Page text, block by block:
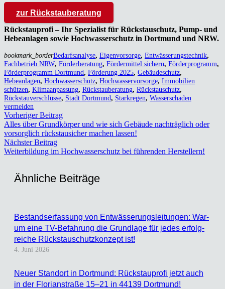
zur Rück­stau­be­ra­tung
Rück­stau­pro­fi – Ihr Spe­zia­list für Rückstau­schutz, Pump- und
Hebe­an­la­gen sowie Hoch­was­ser­schutz in Dort­mund und NRW.
bookmark_borderBedarfsanalyse, Eigenvorsorge, Entwässerungstechnik,
Fachbetrieb NRW, Förderberatung, Fördermittel sichern, Förderprogramm,
Förderprogramm Dortmund, Förderung 2025, Gebäudeschutz,
Hebeanlagen, Hochwasserschutz, Hochwasservorsorge, Immobilien
schützen, Klimaanpassung, Rückstauberatung, Rückstauschutz,
Rückstauverschlüsse, Stadt Dortmund, Starkregen, Wasserschaden
vermeiden
Vorheriger Beitrag
Alles über Grund­kör­per und wie sich Gebäu­de nach­träg­lich oder
vor­sorg­lich rück­stau­si­cher machen las­sen!
Nächster Beitrag
Wei­ter­bil­dung im Hoch­was­ser­schutz bei füh­ren­den Her­stel­lern!
Ähn­li­che Bei­trä­ge
Bestands­er­fas­sung von Ent­wäs­se­rungs­lei­tun­gen: War­
um eine TV-Befah­rung die Grund­la­ge für jedes erfolg­
rei­che Rückstau­schutz­kon­zept ist!
4. Juni 2026
Neu­er Stand­ort in Dort­mund: Rück­stau­pro­fi jetzt auch
in der Flo­ri­an­stra­ße 15–21 in 44139 Dort­mund!